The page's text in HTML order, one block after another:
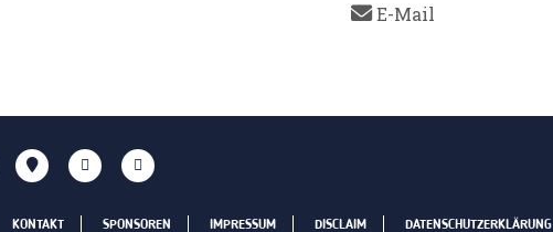
E-Mail
KONTAKT SPONSOREN IMPRESSUM DISCLAIM DATENSCHUTZERKLÄRUNG